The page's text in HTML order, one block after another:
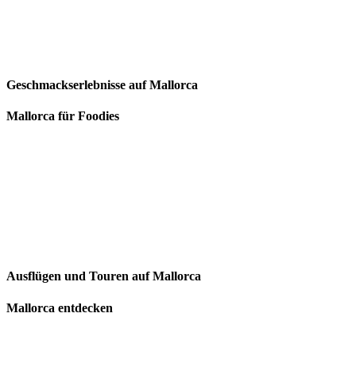
Geschmackserlebnisse auf Mallorca
Mallorca für Foodies
Ausflügen und Touren auf Mallorca
Mallorca entdecken